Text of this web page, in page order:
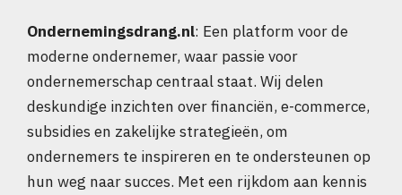
Ondernemingsdrang.nl: Een platform voor de
moderne ondernemer, waar passie voor
ondernemerschap centraal staat. Wij delen
deskundige inzichten over financiën, e-commerce,
subsidies en zakelijke strategieën, om
ondernemers te inspireren en te ondersteunen op
hun weg naar succes. Met een rijkdom aan kennis